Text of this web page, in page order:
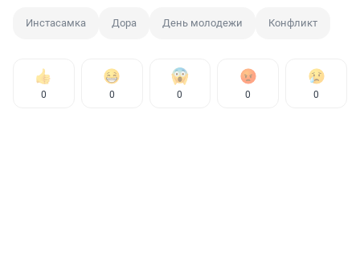
Инстасамка Дора День молодежи Конфликт
0 0 0 0 0